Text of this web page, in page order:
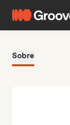
Sobre